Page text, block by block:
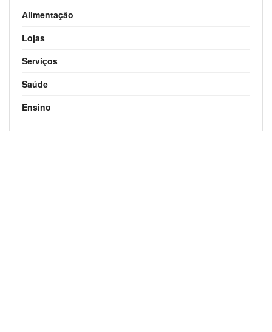
Alimentação
Lojas
Serviços
Saúde
Ensino